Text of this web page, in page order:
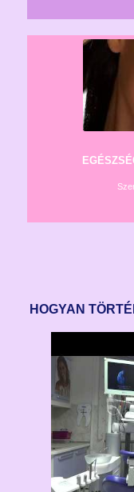
HOGYAN